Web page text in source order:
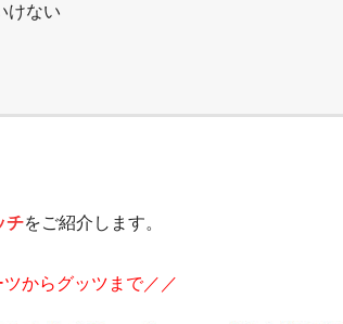
けない
チをご紹介します。
からグッツまで／／